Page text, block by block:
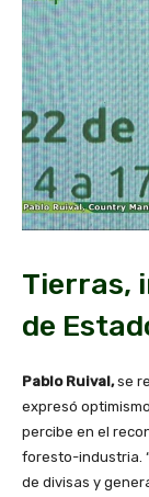
Tierras,
de
Pablo Ruival,se
expresó
percibe en el
foresto-industria.
de divisas y